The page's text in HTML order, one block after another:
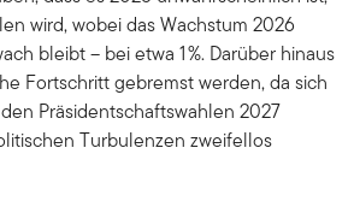
wird, wobei das Wachstum 2026
bleibt – bei etwa 1 %. Darüber hinaus
Fortschritt gebremst werden, da sich
Präsidentschaftswahlen 2027
Turbulenzen zweifellos